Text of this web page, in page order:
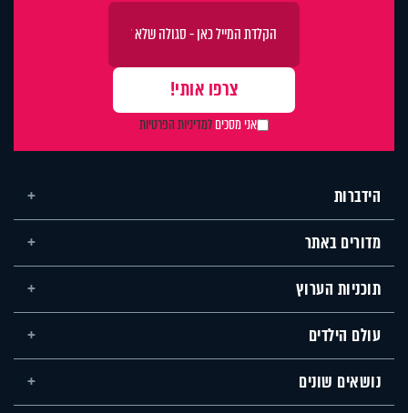
אני מסכיםלמדיניות הפרטיות
הידברות
מדורים באתר
תוכניות הערוץ
עולם הילדים
נושאים שונים